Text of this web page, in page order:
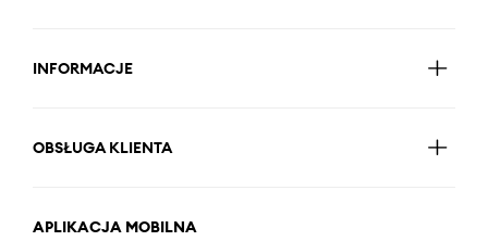
INFORMACJE
OBSŁUGA KLIENTA
APLIKACJA MOBILNA